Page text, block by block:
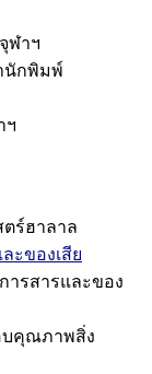
ฬาฯ
นักพิมพ์
ฯ
ร์ฮาลาล
ะของเสีย
ารสารและของ
บคุณภาพสิ่ง